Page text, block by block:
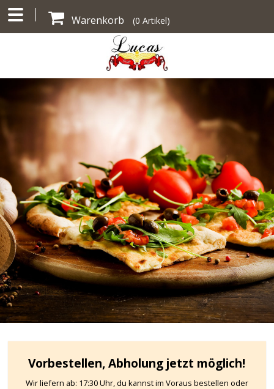
Warenkorb (0 Artikel)
Vorbestellen, Abholung jetzt möglich!
Wir liefern ab: 17:30 Uhr, du kannst im Voraus bestellen oder